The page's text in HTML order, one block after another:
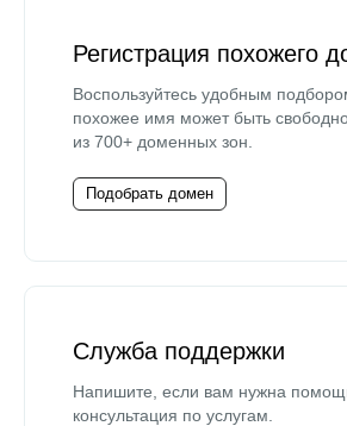
Регистрация похожего
Воспользуйтесь удобным
похожее имя может быть
из 700+ доменных зон.
Подобрать домен
Служба поддержки
Напишите, если вам нужна
консультация по услугам.